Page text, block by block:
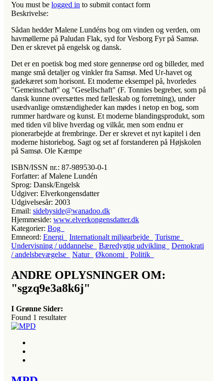
You must be logged in to submit contact form
Beskrivelse:
Sådan hedder Malene Lundéns bog om vinden og verden, om
havmøllerne på Paludan Flak, syd for Vesborg Fyr på Samsø.
Den er skrevet på engelsk og dansk.
Det er en poetisk bog med store gennerøse ord og billeder, med
mange små detaljer og vinkler fra Samsø. Med Ur-havet og
gadekæret som horisont. Et moderne eksempel på, hvorledes
"Gemeinschaft" og "Gesellschaft" (F. Tonnies begreber, som på
dansk kunne oversættes med fælleskab og forretning), under
usædvanlige omstændigheder kan mødes i netop en bog, som
rummer hardware og kunst. Et moderne blandingsprodukt, som
med tiden vil blive hverdag og vilkår, men som endnu er
pionerarbejde at frembringe. Der er skrevet et nyt kapitel i den
moderne historiebog. Sagt og set af forstanderen på Højskolen
på Samsø. Ole Kæmpe
ISBN/ISSN nr.: 87-989530-0-1
Forfatter: af Malene Lundén
Sprog: Dansk/Engelsk
Udgiver: Elverkongensdatter
Udgivelsesår: 2003
Email: sidebyside@wanadoo.dk
Hjemmeside: www.elverkongensdatter.dk
Kategorier: Bog
Emneord: Energi Internationalt miljøarbejde
Turisme
Undervisning / uddannelse
Bæredygtig udvikling
Demokrati
/ andelsbevægelse
Natur Økonomi Politik
ANDRE OPLYSNINGER OM:
"sgzq9e3a8k6j"
I Grønne Sider:
Found 1 resultater